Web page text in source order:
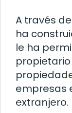
A través
ha
le ha
empresas
extranjero.